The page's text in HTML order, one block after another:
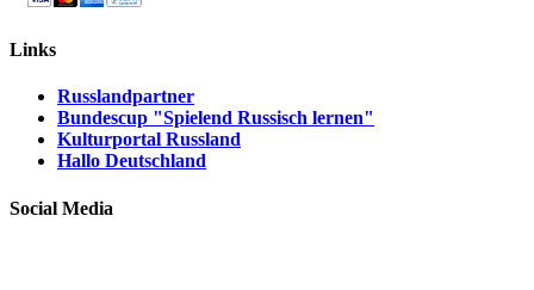
Links
Russlandpartner
Bundescup "Spielend Russisch lernen"
Kulturportal Russland
Hallo Deutschland
Social Media